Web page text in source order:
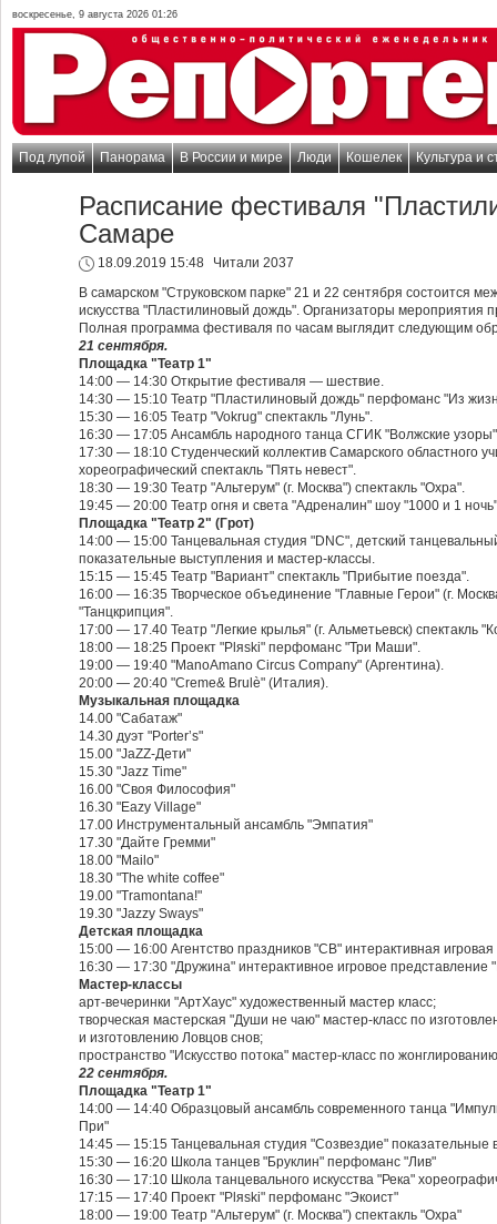
воскресенье, 9 августа 2026 01:26
Под лупой Панорама В России и мире Люди Кошелек Культура и
Расписание фестиваля
Самаре
18.09.2019 15:48
Читали 2037
В самарском "Струковском парке" 21 и 22 сентября состоится
искусства "Пластилиновый дождь". Организаторы мероприятия
Полная программа фестиваля по часам выглядит следующим
21 сентября.
Площадка "Театр 1"
14:00 — 14:30 Открытие фестиваля — шествие.
14:30 — 15:10 Театр "Пластилиновый дождь" перфоманс "Из
15:30 — 16:05 Театр "Vokrug" спектакль "Лунь".
16:30 — 17:05 Ансамбль народного танца СГИК "Волжские
17:30 — 18:10 Студенческий коллектив Самарского областного
хореографический спектакль "Пять невест".
18:30 — 19:30 Театр "Альтерум" (г. Москва") спектакль "Охра".
19:45 — 20:00 Театр огня и света "Адреналин" шоу "1000 и 1
Площадка "Театр 2" (Грот)
14:00 — 15:00 Танцевальная студия "DNC", детский
показательные выступления и мастер-классы.
15:15 — 15:45 Театр "Вариант" спектакль "Прибытие поезда".
16:00 — 16:35 Творческое объединение "Главные Герои" (г.
"Танцкрипция".
17:00 — 17.40 Театр "Легкие крылья" (г. Альметьевск) спектакль
18:00 — 18:25 Проект "Plяski" перфоманс "Три Маши".
19:00 — 19:40 "ManoAmano Circus Company" (Аргентина).
20:00 — 20:40 "Creme& Brulè" (Италия).
Музыкальная площадка
14.00 "Сабатаж"
14.30 дуэт "Porterʼs"
15.00 "JaZZ-Дети"
15.30 "Jazz Time"
16.00 "Своя Философия"
16.30 "Eazy Village"
17.00 Инструментальный ансамбль "Эмпатия"
17.30 "Дайте Гремми"
18.00 "Mailo"
18.30 "The white coffee"
19.00 "Tramontana!"
19.30 "Jazzy Sways"
Детская площадка
15:00 — 16:00 Агентство праздников "СВ" интерактивная
16:30 — 17:30 "Дружина" интерактивное игровое представление
Мастер-классы
арт-вечеринки "АртХаус" художественный мастер класс;
творческая мастерская "Души не чаю" мастер-класс по
и изготовлению Ловцов снов;
пространство "Искусство потока" мастер-класс по
22 сентября.
Площадка "Театр 1"
14:00 — 14:40 Образцовый ансамбль современного танца
При"
14:45 — 15:15 Танцевальная студия "Созвездие" показательные
15:30 — 16:20 Школа танцев "Бруклин" перфоманс "Лив"
16:30 — 17:10 Школа танцевального искусства "Река"
17:15 — 17:40 Проект "Plяski" перфоманс "Экоист"
18:00 — 19:00 Театр "Альтерум" (г. Москва") спектакль "Охра"